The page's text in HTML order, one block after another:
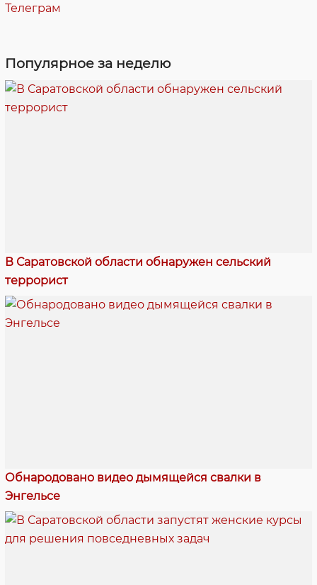
Телеграм
Популярное за неделю
В Саратовской области обнаружен сельский
террорист
Обнародовано видео дымящейся свалки в
Энгельсе